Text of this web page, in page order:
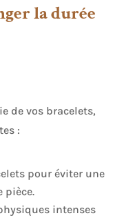
la durée
de vos bracelets,
:
pour éviter une
pièce.
intenses